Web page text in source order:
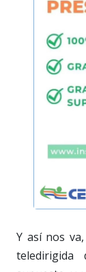
Y así nos
teledirigida